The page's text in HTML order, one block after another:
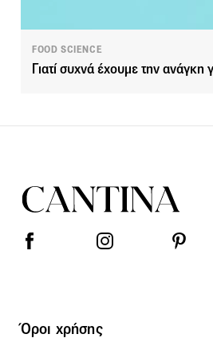
FOOD SCIENCE
Γιατί συχνά έχουμε την ανάγκη
Όροι χρήσης